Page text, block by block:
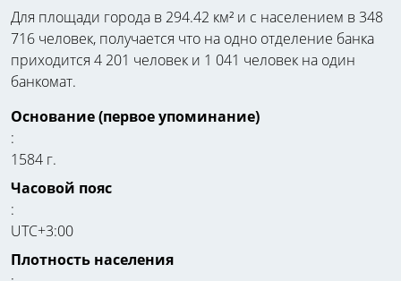
Для площади города в 294.42 км² и с населением в 348
716 человек, получается что на одно отделение банка
приходится 4 201 человек и 1 041 человек на один
банкомат.
Основание (первое упоминание)
:
1584 г.
Часовой пояс
:
UTC+3:00
Плотность населения